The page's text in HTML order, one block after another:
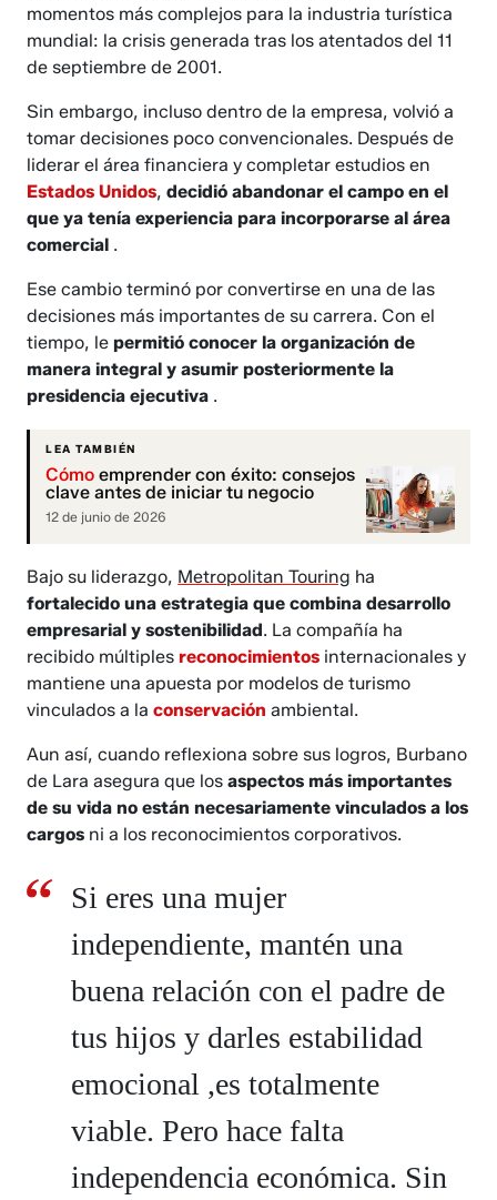
momentos más complejos para la industria turística
mundial: la crisis generada tras los atentados del 11
de septiembre de 2001.
Sin embargo, incluso dentro de la empresa, volvió a
tomar decisiones poco convencionales. Después de
liderar el área financiera y completar estudios en
Estados Unidos,decidió abandonar el campo en el
que ya tenía experiencia para incorporarse al área
comercial .
Ese cambio terminó por convertirse en una de las
decisiones más importantes de su carrera. Con el
tiempo, lepermitió conocer la organización de
manera integral y asumir posteriormente la
presidencia ejecutiva .
LEA TAMBIÉN
Cómo emprender con éxito: consejos
clave antes de iniciar tu negocio
12 de junio de 2026
Bajo su liderazgo, Metropolitan Touring ha
fortalecido una estrategia que combina desarrollo
empresarial y sostenibilidad. La compañía ha
recibido múltiplesreconocimientos internacionales y
mantiene una apuesta por modelos de turismo
vinculados a laconservación ambiental.
Aun así, cuando reflexiona sobre sus logros, Burbano
de Lara asegura que losaspectos más importantes
de su vida no están necesariamente vinculados a los
cargos ni a los reconocimientos corporativos.
Si eres una mujer
independiente, mantén una
buena relación con el padre de
tus hijos y darles estabilidad
emocional ,es totalmente
viable. Pero hace falta
independencia económica. Sin